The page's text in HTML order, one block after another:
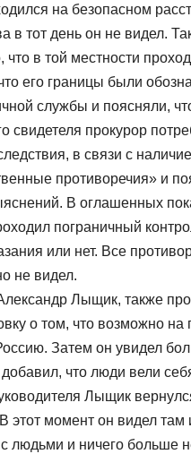
на безопасном
тот день он не видел.
в той местности
его границы были
службы и поясняли,
свидетеля прокурор
в связи с
противоречия» и
В оглашенных
пограничный
или нет. Все
не видел.
Лыщик, также
о том, что возможно
Затем он увидел
что люди вели
Лыщик
этот момент он видел
людьми и ничего больше